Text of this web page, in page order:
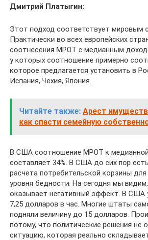
Дмитрий Платыгин:
Этот подход соответствует мировым
Практически во всех европейских
соотнесения МРОТ с медианным
у которых соотношение примерно
которое предлагается установить в
Испания, Чехия, Япония.
Читайте также: Арест
как спасти семейную
В США соотношение МРОТ к медианной
составляет 34%. В США до сих пор
расчета потребительской корзины
уровня бедности. На сегодня мы
оказывает негативный эффект. В США
7,25 долларов в час. Многие штаты
подняли величину до 15 долларов.
потому, что политические решения не
ситуацию, которая реально